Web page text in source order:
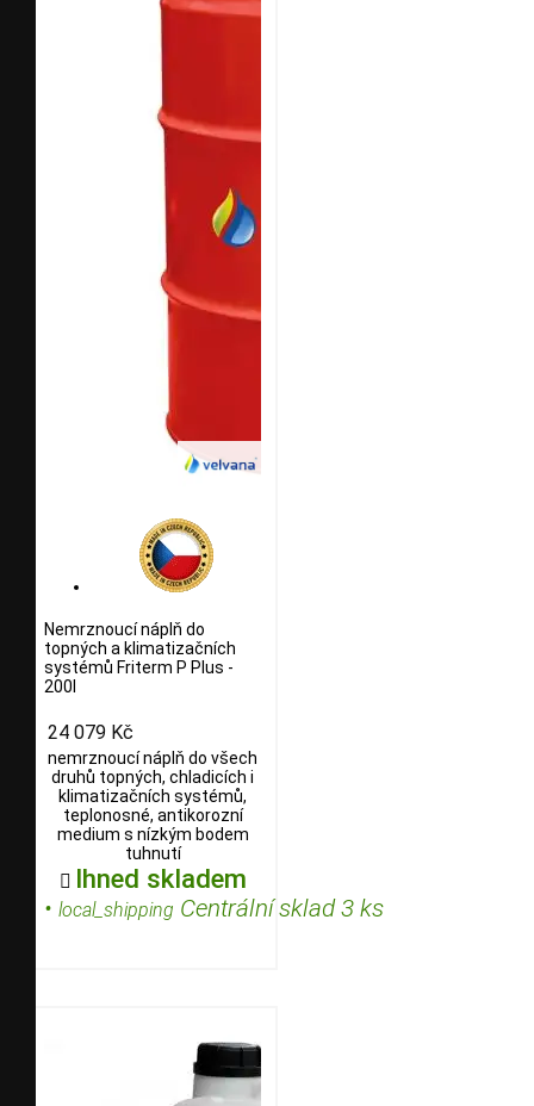
Nemrznoucí náplň do
topných a klimatizačních
systémů Friterm P Plus -
200l
24 079 Kč
nemrznoucí náplň do všech
druhů topných, chladicích i
klimatizačních systémů,
teplonosné, antikorozní
medium s nízkým bodem
tuhnutí
 Ihned skladem
• local_shipping Centrální sklad 3 ks